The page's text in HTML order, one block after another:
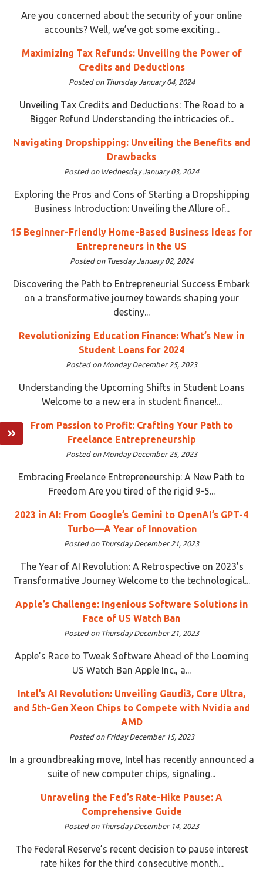
Are you concerned about the security of your online
accounts? Well, we’ve got some exciting...
Maximizing Tax Refunds: Unveiling the Power of
Credits and Deductions
Posted on Thursday January 04, 2024
Unveiling Tax Credits and Deductions: The Road to a
Bigger Refund Understanding the intricacies of...
Navigating Dropshipping: Unveiling the Benefits and
Drawbacks
Posted on Wednesday January 03, 2024
Exploring the Pros and Cons of Starting a Dropshipping
Business Introduction: Unveiling the Allure of...
15 Beginner-Friendly Home-Based Business Ideas for
Entrepreneurs in the US
Posted on Tuesday January 02, 2024
Discovering the Path to Entrepreneurial Success Embark
on a transformative journey towards shaping your
destiny...
Revolutionizing Education Finance: What’s New in
Student Loans for 2024
Posted on Monday December 25, 2023
Understanding the Upcoming Shifts in Student Loans
Welcome to a new era in student finance!...
From Passion to Profit: Crafting Your Path to
Freelance Entrepreneurship
Posted on Monday December 25, 2023
Embracing Freelance Entrepreneurship: A New Path to
Freedom Are you tired of the rigid 9-5...
2023 in AI: From Google’s Gemini to OpenAI’s GPT-4
Turbo—A Year of Innovation
Posted on Thursday December 21, 2023
The Year of AI Revolution: A Retrospective on 2023’s
Transformative Journey Welcome to the technological...
Apple’s Challenge: Ingenious Software Solutions in
Face of US Watch Ban
Posted on Thursday December 21, 2023
Apple’s Race to Tweak Software Ahead of the Looming
US Watch Ban Apple Inc., a...
Intel’s AI Revolution: Unveiling Gaudi3, Core Ultra,
and 5th-Gen Xeon Chips to Compete with Nvidia and
AMD
Posted on Friday December 15, 2023
In a groundbreaking move, Intel has recently announced a
suite of new computer chips, signaling...
Unraveling the Fed’s Rate-Hike Pause: A
Comprehensive Guide
Posted on Thursday December 14, 2023
The Federal Reserve’s recent decision to pause interest
rate hikes for the third consecutive month...